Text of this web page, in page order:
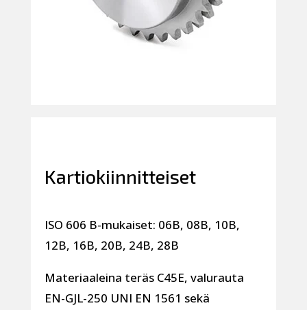
Kartiokiinnitteiset
ISO 606 B-mukaiset: 06B, 08B, 10B,
12B, 16B, 20B, 24B, 28B
Materiaaleina teräs C45E, valurauta
EN-GJL-250 UNI EN 1561 sekä